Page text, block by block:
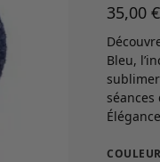
35,00€
Bleu,
COULEUR